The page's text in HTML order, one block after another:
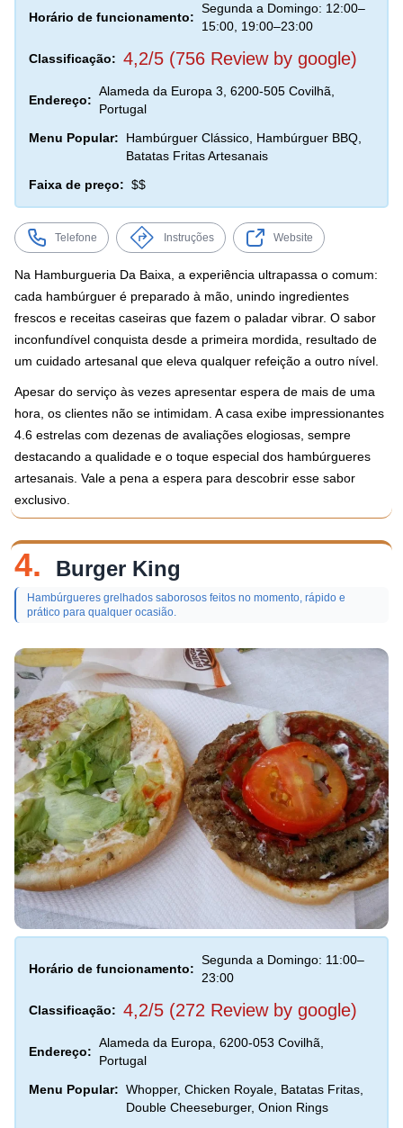
Horário de funcionamento:
Segunda a Domingo: 12:00–
15:00, 19:00–23:00
Classificação: 4,2/5 (756 Review by google)
Endereço:
Alameda da Europa 3, 6200-505 Covilhã,
Portugal
Menu Popular:
Hambúrguer Clássico, Hambúrguer BBQ,
Batatas Fritas Artesanais
Faixa de preço: $$
Telefone Instruções Website
Na Hamburgueria Da Baixa, a experiência ultrapassa o comum:
cada hambúrguer é preparado à mão, unindo ingredientes
frescos e receitas caseiras que fazem o paladar vibrar. O sabor
inconfundível conquista desde a primeira mordida, resultado de
um cuidado artesanal que eleva qualquer refeição a outro nível.
Apesar do serviço às vezes apresentar espera de mais de uma
hora, os clientes não se intimidam. A casa exibe impressionantes
4.6 estrelas com dezenas de avaliações elogiosas, sempre
destacando a qualidade e o toque especial dos hambúrgueres
artesanais. Vale a pena a espera para descobrir esse sabor
exclusivo.
4. Burger King
Hambúrgueres grelhados saborosos feitos no momento, rápido e
prático para qualquer ocasião.
Horário de funcionamento:
Segunda a Domingo: 11:00–
23:00
Classificação: 4,2/5 (272 Review by google)
Endereço:
Alameda da Europa, 6200-053 Covilhã,
Portugal
Menu Popular: Whopper, Chicken Royale, Batatas Fritas,
Double Cheeseburger, Onion Rings